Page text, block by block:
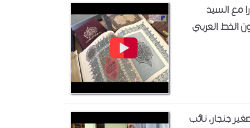
مع السيد
الخط العربي
جنجار، نائب